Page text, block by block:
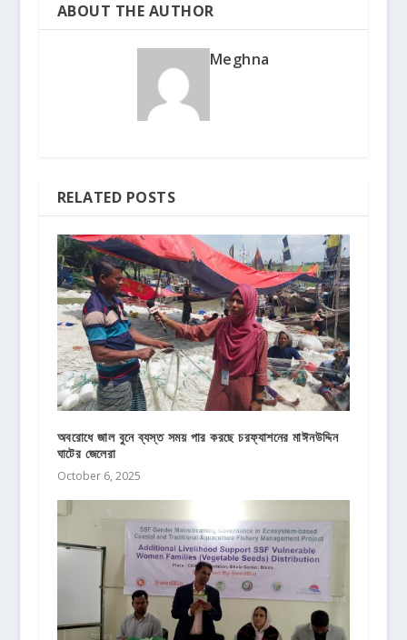
ABOUT THE AUTHOR
Meghna
RELATED POSTS
অবরোধে জাল বুনে ব্যস্ত সময় পার করছে চরফ্যাশনের মাঈনউদ্দিন
ঘাটের জেলেরা
October 6, 2025